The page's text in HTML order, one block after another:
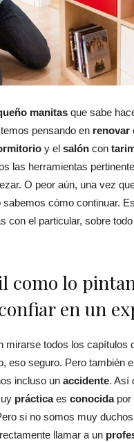
manitas que sabe
pensando en renovar
y el salón con
las herramientas
O peor aún, una vez
cómo continuar.
con el particular, sobre
como lo
en un
mirarse todos los capítulos
eso seguro. Pero también
incluso un accidente. Así
prácticaes conocidapor
si no somos muy
llamar a un